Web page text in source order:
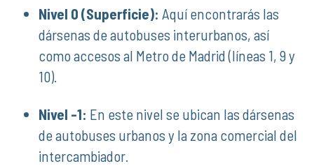
Nivel 0 (Superficie): Aquí encontrarás las
dársenas de autobuses interurbanos, así
como accesos al Metro de Madrid (líneas 1, 9 y
10).
Nivel -1: En este nivel se ubican las dársenas
de autobuses urbanos y la zona comercial del
intercambiador.